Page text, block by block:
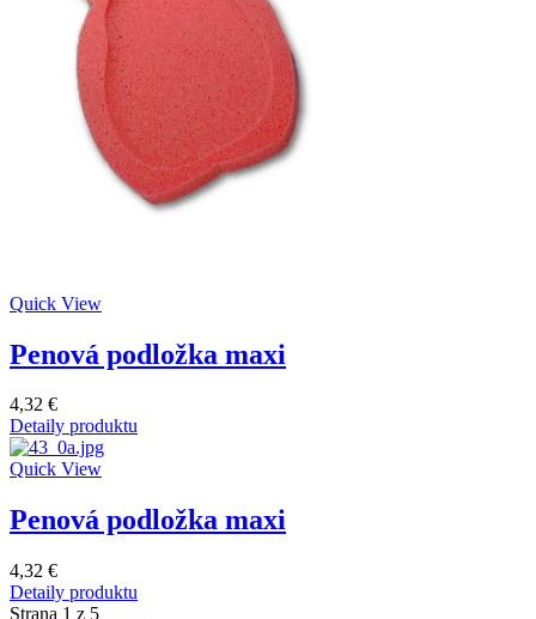
Quick View
Penová podložka maxi
4,32 €
Detaily produktu
Quick View
Penová podložka maxi
4,32 €
Detaily produktu
Strana 1 z 5